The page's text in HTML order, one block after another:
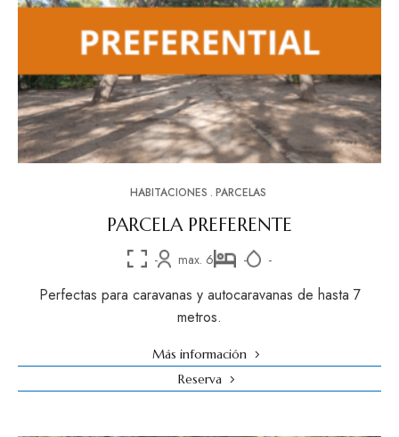
HABITACIONES PARCELAS
PARCELA PREFERENTE
- max. 6 - -
Perfectas para caravanas y autocaravanas de hasta 7
metros.
Más información
Reserva